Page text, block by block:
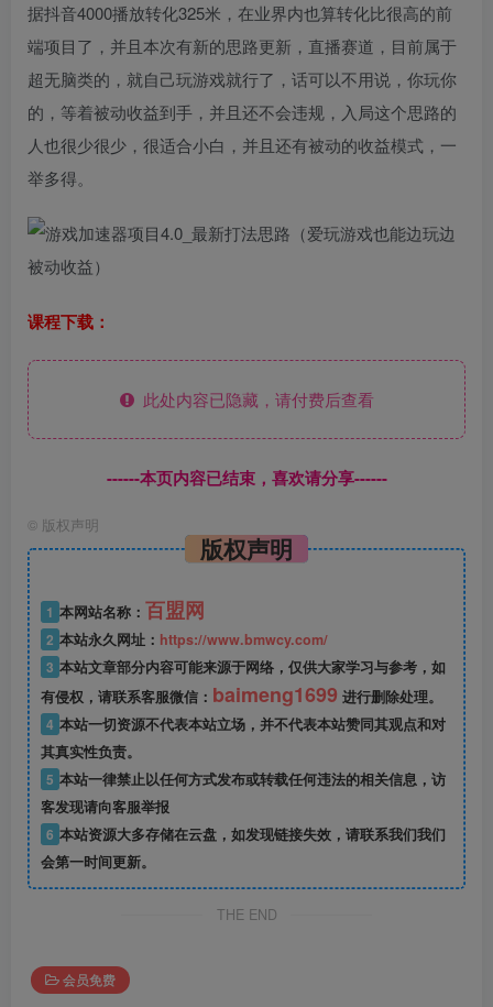
据抖音4000播放转化325米，在业界内也算转化比很高的前
端项目了，并且本次有新的思路更新，直播赛道，目前属于
超无脑类的，就自己玩游戏就行了，话可以不用说，你玩你
的，等着被动收益到手，并且还不会违规，入局这个思路的
人也很少很少，很适合小白，并且还有被动的收益模式，一
举多得。
课程下载：
此处内容已隐藏，请付费后查看
------本页内容已结束，喜欢请分享------
© 版权声明
版权声明
1 本网站名称： 百盟网
2 本站永久网址： https://www.bmwcy.com/
3 本站文章部分内容可能来源于网络，仅供大家学习与参考，如
有侵权，请联系客服微信： baimeng1699 进行删除处理。
4 本站一切资源不代表本站立场，并不代表本站赞同其观点和对
其真实性负责。
5 本站一律禁止以任何方式发布或转载任何违法的相关信息，访
客发现请向客服举报
6 本站资源大多存储在云盘，如发现链接失效，请联系我们我们
会第一时间更新。
THE END
会员免费